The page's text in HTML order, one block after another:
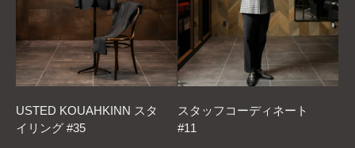
USTED KOUAHKINN スタ
イリング #35
スタッフコーディネート
#11